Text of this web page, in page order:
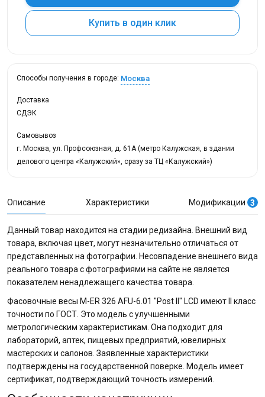
Купить в один клик
Способы получения в городе: Москва
Доставка
СДЭК
Самовывоз
г. Москва, ул. Профсоюзная, д. 61А (метро Калужская, в здании
делового центра «Калужский», сразу за ТЦ «Калужский»)
Описание Характеристики Модификации 3
Данный товар находится на стадии редизайна. Внешний вид
товара, включая цвет, могут незначительно отличаться от
представленных на фотографии. Несовпадение внешнего вида
реального товара с фотографиями на сайте не является
показателем ненадлежащего качества товара.
Фасовочные весы M-ER 326 AFU-6.01 "Post II" LCD имеют II класс
точности по ГОСТ. Это модель с улучшенными
метрологическим характеристикам. Она подходит для
лабораторий, аптек, пищевых предприятий, ювелирных
мастерских и салонов. Заявленные характеристики
подтверждены на государственной поверке. Модель имеет
сертификат, подтверждающий точность измерений.